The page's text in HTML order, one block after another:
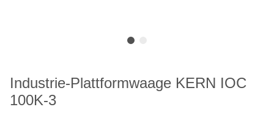
Industrie-Plattformwaage KERN IOC
100K-3